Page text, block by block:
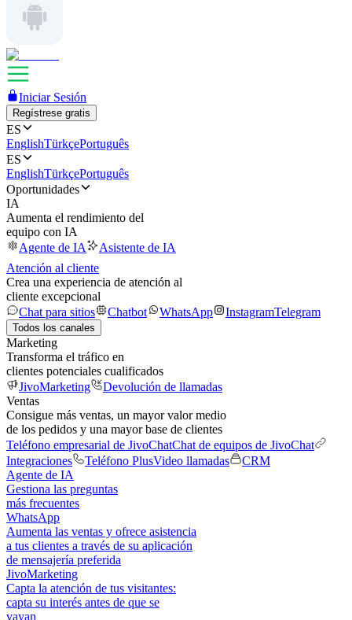
Iniciar Sesión
Regístrese gratis
ES
EnglishTürkçePortuguês
ES
EnglishTürkçePortuguês
Oportunidades
IA
Aumenta el rendimiento del
equipo con IA
Agente de IA
Asistente de IA
Atención al cliente
Crea una experiencia de atención al
cliente excepcional
Chat para sitios
Chatbot WhatsApp InstagramTelegram
Todos los canales
Marketing
Transforma el tráfico en
clientes potenciales cualificados
JivoMarketing
Devolución de llamadas
Ventas
Consigue más ventas, un mayor valor medio
de los pedidos y una mayor base de clientes
Teléfono empresarial de JivoChatChat de equipos de JivoChat
Integraciones
Teléfono PlusVideo llamadas
CRM
Agente de IA
Gestiona las preguntas
más frecuentes
WhatsApp
Aumenta las ventas y ofrece asistencia
a tus clientes a través de su aplicación
de mensajería preferida
JivoMarketing
Capta la atención de tus visitantes:
capta su interés antes de que se
vayan